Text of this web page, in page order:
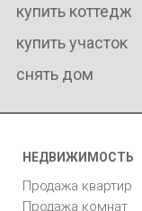
купить коттедж
купить участок
снять дом
НЕДВИЖИМОСТЬ
Продажа квартир
Продажа комнат